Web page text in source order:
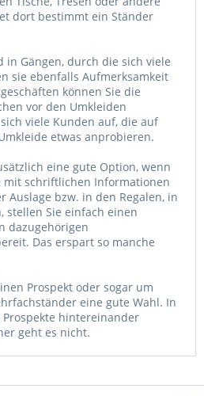
dort bestimmt ein Ständer
in Gängen, durch die sich viele
sie ebenfalls Aufmerksamkeit
können Sie die
vor den Umkleiden
viele Kunden auf, die auf
etwas anprobieren.
eine gute Option, wenn
mit schriftlichen Informationen
Auslage bzw. in den Regalen, in
stellen Sie einfach einen
dazugehörigen
Das erspart so manche
Prospekt oder sogar um
eine gute Wahl. In
hintereinander
geht es nicht.